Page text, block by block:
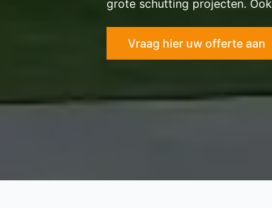
grote schutting projecten.
Vraag hier uw offerte aan